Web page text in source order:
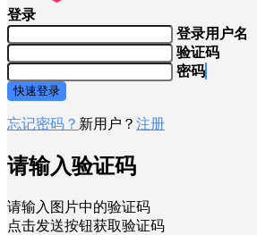
登录
登录用户名
验证码
密码
快速登录
忘记密码？ 新用户？ 注册
请输入验证码
请输入图片中的验证码
点击发送按钮获取验证码